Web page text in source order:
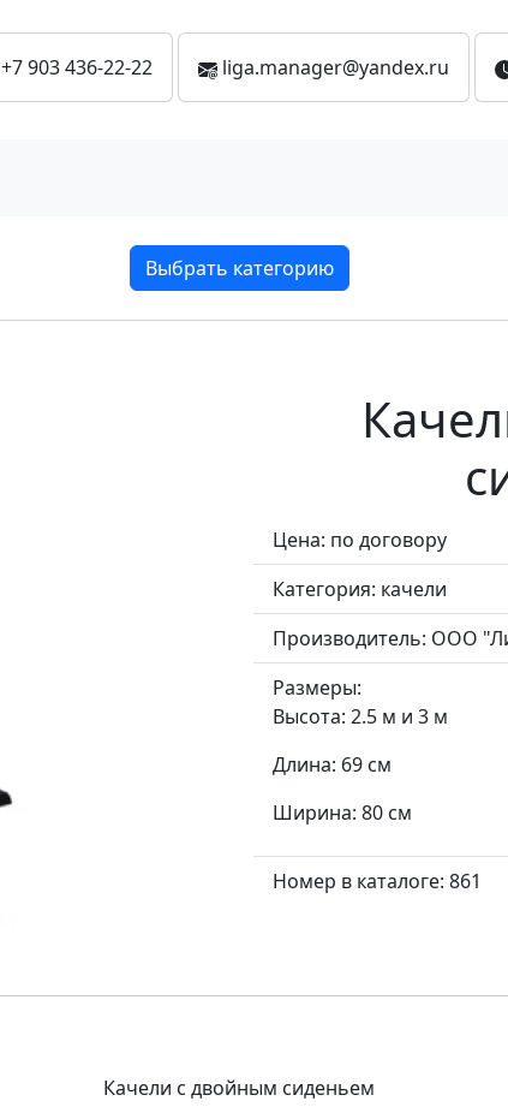
+7 903 436-22-22 liga.manager@yandex.ru
Выбрать категорию
Цена: по договору
Категория: качели
Производитель: ООО
Размеры:
Высота: 2.5 м и 3 м
Длина: 69 см
Ширина: 80 см
Номер в каталоге: 861
Качели с двойным сиденьем